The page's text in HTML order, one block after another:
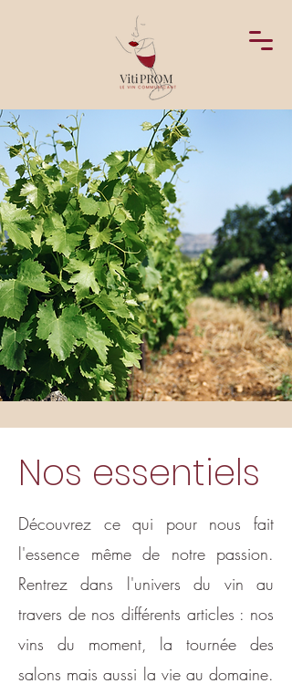
Nos essentiels
Découvrez ce qui pour nous fait
l'essence même de notre passion.
Rentrez dans l'univers du vin au
travers de nos différents articles : nos
vins du moment, la tournée des
salons mais aussi la vie au domaine.